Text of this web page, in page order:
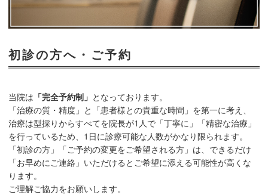
初診の方へ・ご予約
当院は 「完全予約制」 となっております。
「治療の質・精度」と「患者様との貴重な時間」を第一に考え、
治療は型採りからすべてを院長が1人で「丁寧に」「精密な治療」
を行っているため、1日に診療可能な人数がかなり限られます。
「初診の方」「ご予約の変更をご希望される方」は、できるだけ
「お早めにご連絡」いただけるとご希望に添える可能性が高くな
ります。
ご理解ご協力をお願いします。